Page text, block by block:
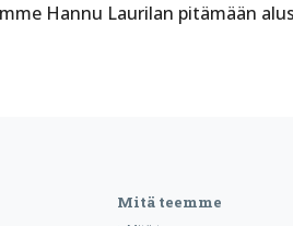
Hannu Laurilan pitämään
Mitä teemme